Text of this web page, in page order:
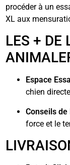
procéder à un
XL aux
LES + DE
Espace
chien
Conseils de
force et le